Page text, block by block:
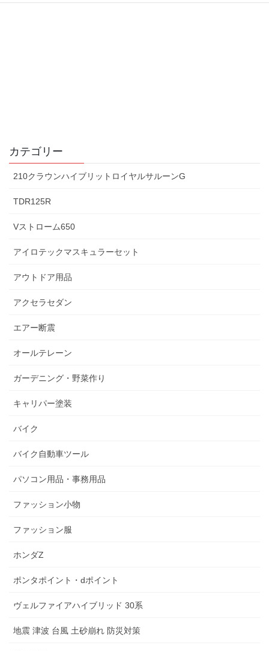
カテゴリー
210クラウンハイブリットロイヤルサルーンG
TDR125R
Vストローム650
アイロテックマスキュラーセット
アウトドア用品
アクセラセダン
エアー断震
オールテレーン
ガーデニング・野菜作り
キャリパー塗装
バイク
バイク自動車ツール
パソコン用品・事務用品
ファッション小物
ファッション服
ホンダZ
ポンタポイント・dポイント
ヴェルファイアハイブリッド 30系
地震 津波 台風 土砂崩れ 防災対策